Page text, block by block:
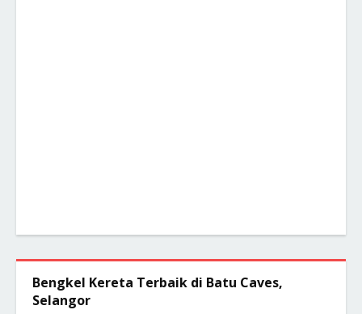
Bengkel Kereta Terbaik di Batu Caves,
Selangor